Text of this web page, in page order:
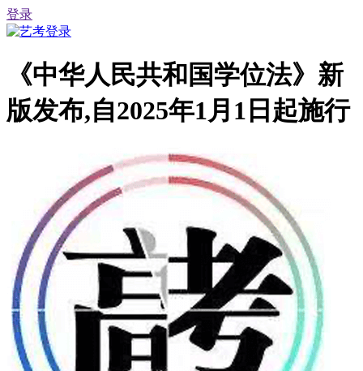
登录
《中华人民共和国学位法》新
版发布,自2025年1月1日起施行